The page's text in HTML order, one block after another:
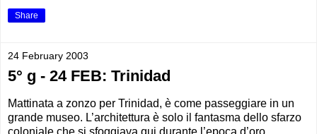
Share
24 February 2003
5° g - 24 FEB: Trinidad
Mattinata a zonzo per Trinidad, è come passeggiare in un
grande museo. L’architettura è solo il fantasma dello sfarzo
coloniale che si sfoggiava qui durante l’epoca d’oro